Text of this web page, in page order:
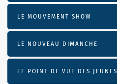
LE MOUVEMENT SHOW
LE NOUVEAU DIMANCHE
LE POINT DE VUE DES JEUNES